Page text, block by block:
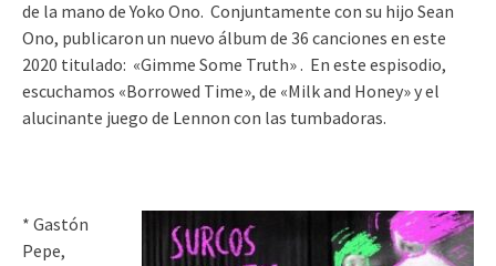
de la mano de Yoko Ono. Conjuntamente con su hijo Sean
Ono, publicaron un nuevo álbum de 36 canciones en este
2020 titulado: «Gimme Some Truth» . En este espisodio,
escuchamos «Borrowed Time», de «Milk and Honey» y el
alucinante juego de Lennon con las tumbadoras.
* Gastón
Pepe,